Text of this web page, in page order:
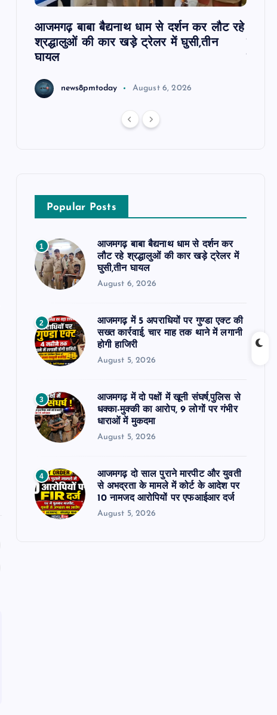
आजमगढ़ बाबा बैद्यनाथ धाम से दर्शन कर लौट रहे
श्रद्धालुओं की कार खड़े ट्रेलर में घुसी,तीन
घायल
news8pmtoday August 6, 2026
हाजिरी
Popular Posts
1
आजमगढ़ बाबा बैद्यनाथ धाम से दर्शन कर
लौट रहे श्रद्धालुओं की कार खड़े ट्रेलर में
घुसी,तीन घायल
August 6, 2026
2
आजमगढ़ में 5 अपराधियों पर गुण्डा एक्ट की
सख्त कार्रवाई, चार माह तक थाने में लगानी
होगी हाजिरी
August 5, 2026
3
आजमगढ़ में दो पक्षों में खूनी संघर्ष,पुलिस से
धक्का-मुक्की का आरोप, 9 लोगों पर गंभीर
धाराओं में मुकदमा
August 5, 2026
4
आजमगढ़ दो साल पुराने मारपीट और युवती
से अभद्रता के मामले में कोर्ट के आदेश पर
10 नामजद आरोपियों पर एफआईआर दर्ज
August 5, 2026